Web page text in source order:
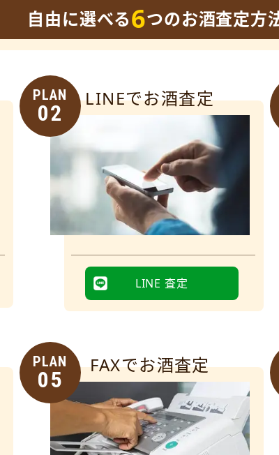
自由に選べる6つのお酒査定方
PLAN
02
LINEでお酒査定
LINE 査定
PLAN
05
FAXでお酒査定